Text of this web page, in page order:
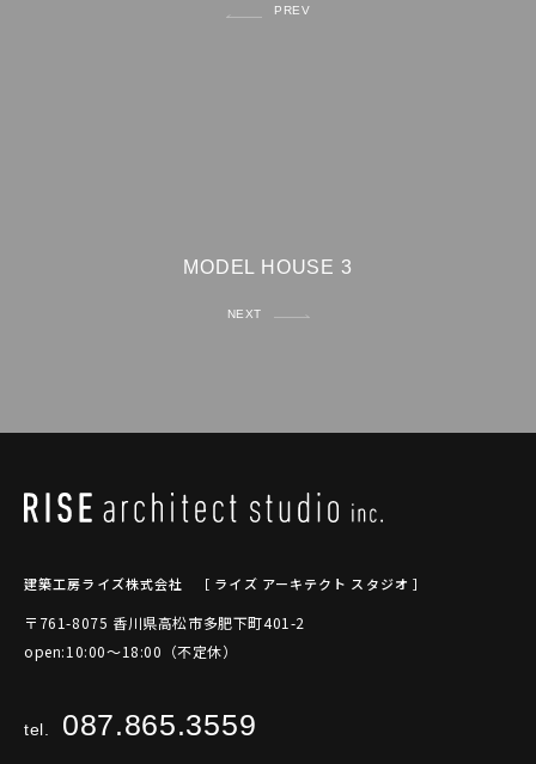
PREV
MODEL HOUSE 3
NEXT
建築工房ライズ株式会社 ［ ライズ アーキテクト スタジオ ］
〒761-8075 香川県高松市多肥下町401-2
open:10:00～18:00（不定休）
tel. 087.865.3559